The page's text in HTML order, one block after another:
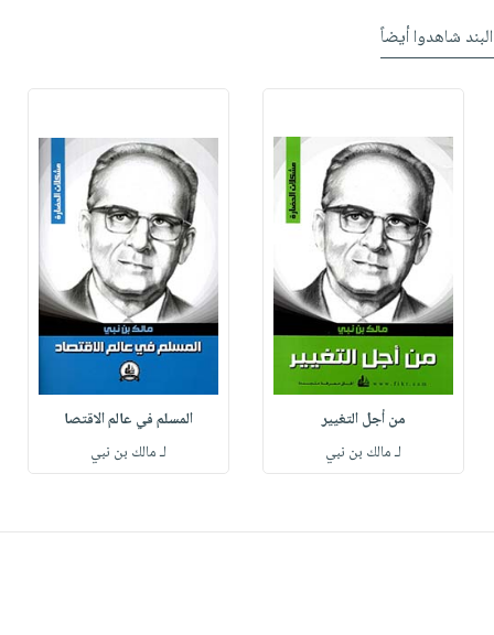
شاهدوا أيضاً
من أجل التغيير
لـ مالك بن نبي
المسلم في عالم الاقتصا
لـ مالك بن نبي